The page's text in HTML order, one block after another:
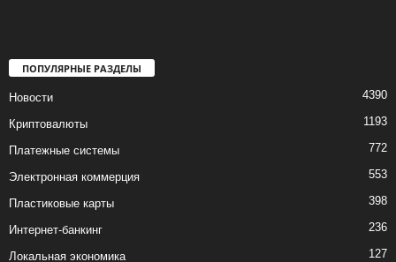
ПОПУЛЯРНЫЕ РАЗДЕЛЫ
Новости 4390
Криптовалюты 1193
Платежные системы 772
Электронная коммерция 553
Пластиковые карты 398
Интернет-банкинг 236
Локальная экономика 127